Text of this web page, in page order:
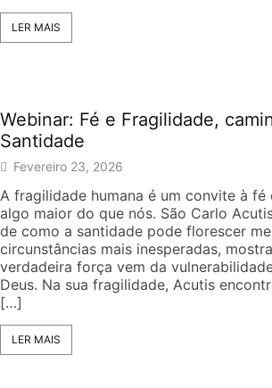
LER MAIS
Webinar: Fé e Fragilidade,
Santidade
Fevereiro 23, 2026
A fragilidade humana é um convite à fé
algo maior do que nós. São Carlo
de como a santidade pode florescer
circunstâncias mais inesperadas,
verdadeira força vem da
Deus. Na sua fragilidade, Acutis
[…]
LER MAIS